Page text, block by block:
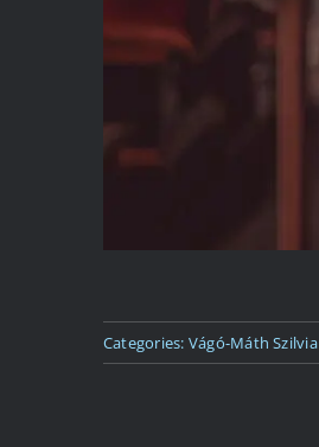
Categories: Vágó-Máth Szilvia